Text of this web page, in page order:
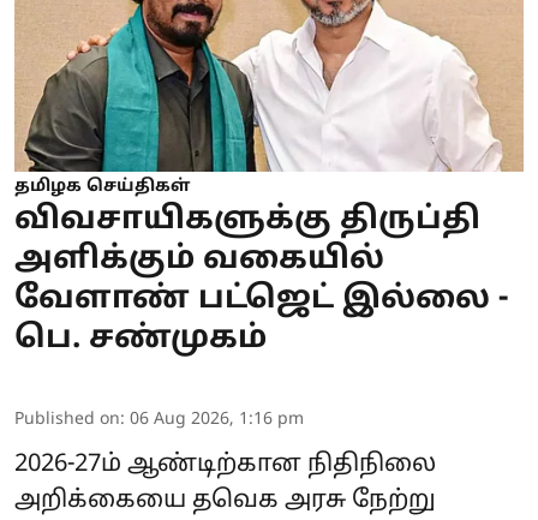
தமிழக செய்திகள்
விவசாயிகளுக்கு திருப்தி
அளிக்கும் வகையில்
வேளாண் பட்ஜெட் இல்லை -
பெ. சண்முகம்
Published on: 06 Aug 2026, 1:16 pm
2026-27ம் ஆண்டிற்கான நிதிநிலை
அறிக்கையை தவெக அரசு நேற்று